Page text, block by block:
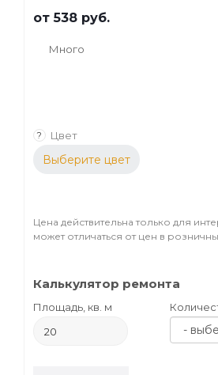
от538 руб.
Много
? Цвет
Выберите цвет
Цена действительна только для
может отличаться от цен в
Калькулятор ремонта
Площадь, кв. м